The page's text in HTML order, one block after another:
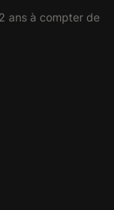
ans à compter de